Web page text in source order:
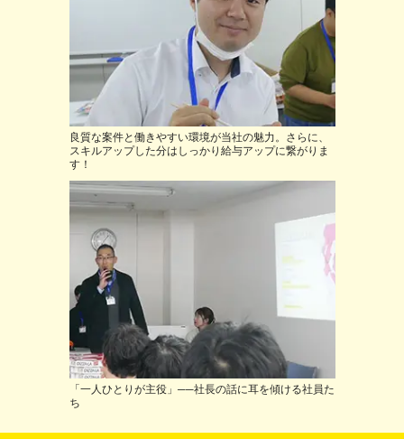
良質な案件と働きやすい環境が当社の魅力。さらに、
スキルアップした分はしっかり給与アップに繋がりま
す！
「一人ひとりが主役」──社長の話に耳を傾ける社員た
ち